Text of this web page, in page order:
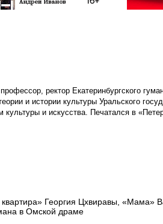
ректор Екатеринбургского
и истории культуры Уральского
культуры и искусства. Печатался в
Георгия Цхвиравы, «Мама»
в Омской драме